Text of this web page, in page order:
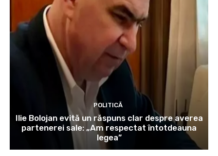
POLITICĂ
Ilie Bolojan evită un răspuns clar despre averea
partenerei sale: „Am respectat întotdeauna
legea”